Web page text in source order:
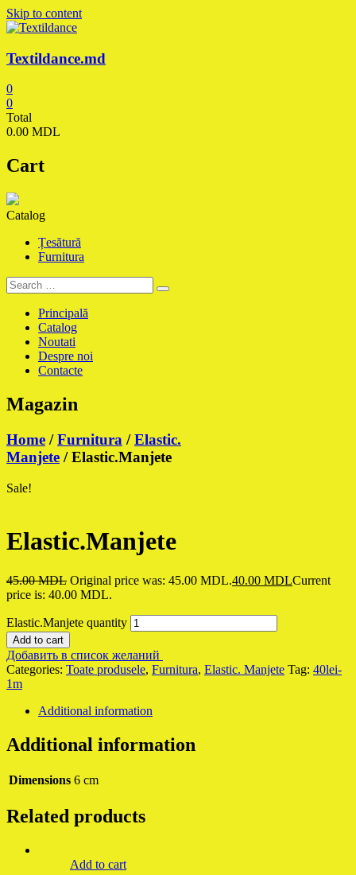
Skip to content
Textildance.md
0
0
Total
0.00 MDL
Cart
Catalog
Țesătură
Furnitura
Principală
Catalog
Noutati
Despre noi
Contacte
Magazin
Home /Furnitura /Elastic.
Manjete / Elastic.Manjete
Sale!
Elastic.Manjete
45.00MDL Original price was: 45.00 MDL.40.00 MDLCurrent
price is: 40.00 MDL.
Elastic.Manjete quantity
Add to cart
Добавить в список желаний
Categories: Toate produsele, Furnitura, Elastic. Manjete Tag: 40lei-
1m
Additional information
Additional information
Dimensions 6 cm
Related products
Add to cart